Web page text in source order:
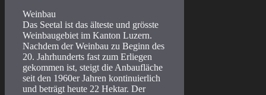
Weinbau
Das Seetal ist das älteste und grösste
Weinbaugebiet im Kanton Luzern.
Nachdem der Weinbau zu Beginn des
20. Jahrhunderts fast zum Erliegen
gekommen ist, steigt die Anbaufläche
seit den 1960er Jahren kontinuierlich
und beträgt heute 22 Hektar. Der